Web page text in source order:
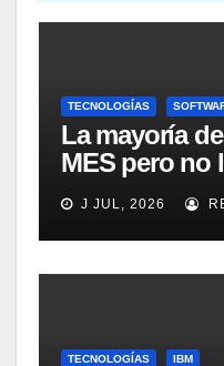
TECNOLOGÍAS
La mayoría
MES pero no
Rockwell
J JUL, 2026
TECNOLOGÍAS IBM